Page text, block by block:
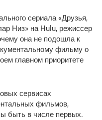
сериала «Друзья,
Низ» на Hulu, режиссер
она не подошла к
фильму о
главном приоритете
сервисах
фильмов,
быть в числе первых.